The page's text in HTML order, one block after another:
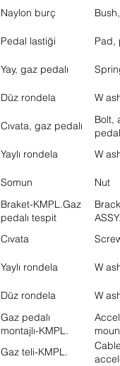
Naylon burç
Pedal lastiği Pad,
Yay, gaz pedalı
Düz rondela W
Cıvata, gaz pedalı
Bolt,
pedal
Yaylı rondela W
Somun Nut
Braket-KMPL.Gaz
pedalı tespit
Cıvata
Yaylı rondela W
Düz rondela W
Gaz pedalı
montajlı-KMPL.
Gaz teli-KMPL.